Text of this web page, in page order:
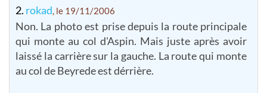
2. rokad, le 19/11/2006
Non. La photo est prise depuis la route principale
qui monte au col d'Aspin. Mais juste après avoir
laissé la carrière sur la gauche. La route qui monte
au col de Beyrede est dérrière.